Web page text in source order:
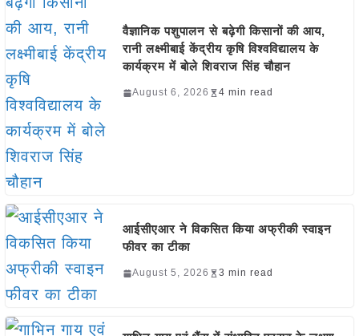
वैज्ञानिक पशुपालन से बढ़ेगी किसानों की आय,
रानी लक्ष्मीबाई केंद्रीय कृषि विश्वविद्यालय के
कार्यक्रम में बोले शिवराज सिंह चौहान
August 6, 2026 4 min read
आईसीएआर ने विकसित किया अफ्रीकी स्वाइन
फीवर का टीका
August 5, 2026 3 min read